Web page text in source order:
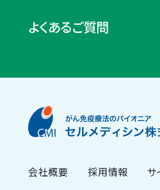
よくあるご質問
会社概要 採用情報
サ